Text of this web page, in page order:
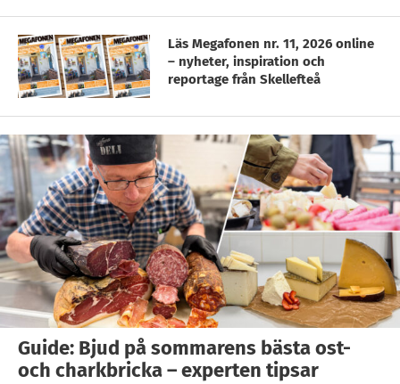
Läs Megafonen nr. 11, 2026 online
– nyheter, inspiration och
reportage från Skellefteå
Guide: Bjud på sommarens bästa ost-
och charkbricka – experten tipsar